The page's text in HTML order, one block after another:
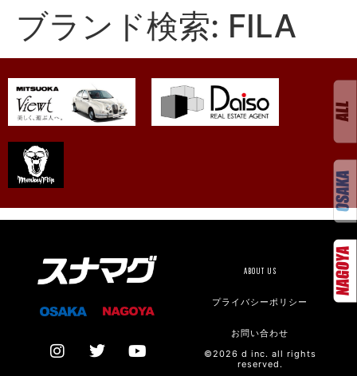
ブランド検索: FILA
ABOUT US
プライバシーポリシー
お問い合わせ
©2026 d inc. all rights
reserved.